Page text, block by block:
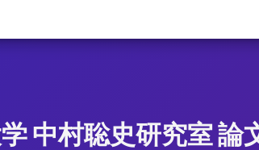
中村聡史研究室 論